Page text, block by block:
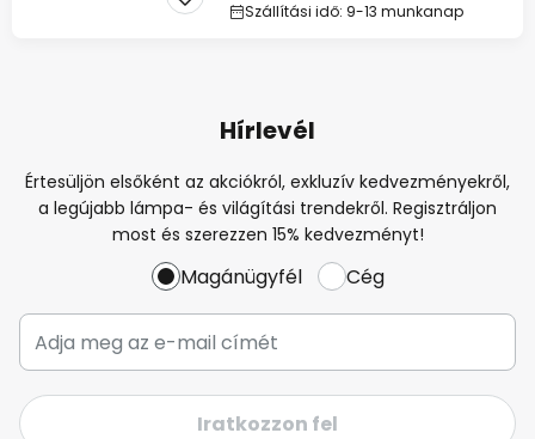
Szállítási idő: 9-13 munkanap
Hírlevél
Értesüljön elsőként az akciókról, exkluzív kedvezményekről,
a legújabb lámpa- és világítási trendekről. Regisztráljon
most és szerezzen 15% kedvezményt!
Magánügyfél Cég
Iratkozzon fel